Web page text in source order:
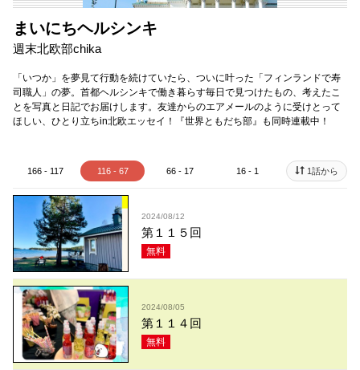
まいにちヘルシンキ
週末北欧部chika
「いつか」を夢見て行動を続けていたら、ついに叶った「フィンランドで寿
司職人」の夢。首都ヘルシンキで働き暮らす毎日で見つけたもの、考えたこ
とを写真と日記でお届けします。友達からのエアメールのように受けとって
ほしい、ひとり立ちin北欧エッセイ！ 『世界ともだち部』も同時連載中！
166 - 117 116 - 67 66 - 17 16 - 1 1話から
2024/08/12
第１１５回
無料
2024/08/05
第１１４回
無料